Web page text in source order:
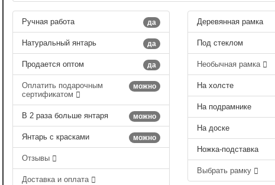
да
Ручная работа
да
Натуральный янтарь
да
Продается оптом
можно
Оплатить подарочным
сертификатом
можно
В 2 раза больше янтаря
можно
Янтарь с красками
Отзывы
Доставка и оплата
Деревянная рамка
Под стеклом
Необычная рамка
На холсте
На подрамнике
На доске
Ножка-подставка
Выбрать рамку